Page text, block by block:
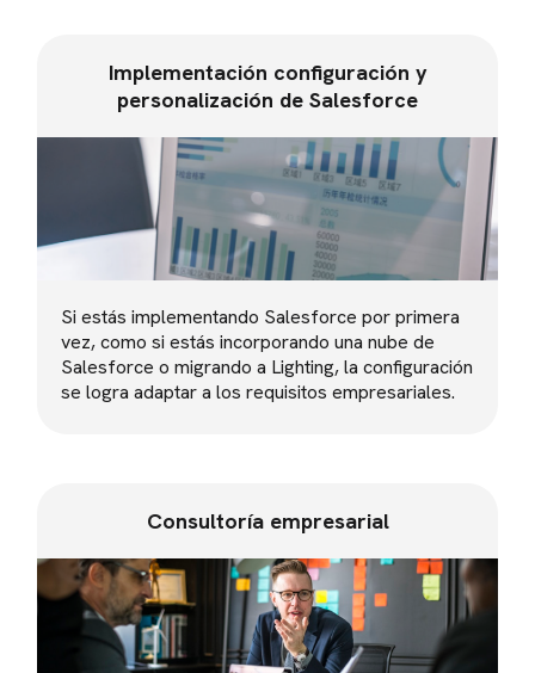
Implementación configuración y
personalización de Salesforce
Si estás implementando Salesforce por primera
vez, como si estás incorporando una nube de
Salesforce o migrando a Lighting, la configuración
se logra adaptar a los requisitos empresariales.
Consultoría empresarial